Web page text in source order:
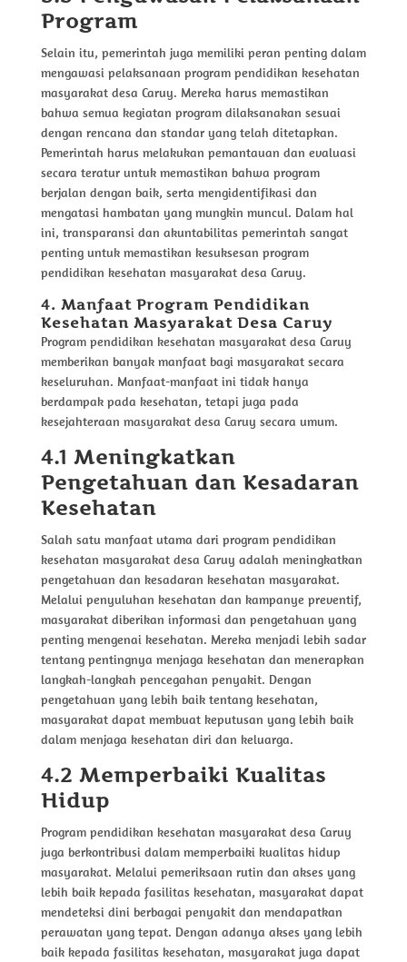
Program
Selain itu, pemerintah juga memiliki peran penting dalam
mengawasi pelaksanaan program pendidikan kesehatan
masyarakat desa Caruy. Mereka harus memastikan
bahwa semua kegiatan program dilaksanakan sesuai
dengan rencana dan standar yang telah ditetapkan.
Pemerintah harus melakukan pemantauan dan evaluasi
secara teratur untuk memastikan bahwa program
berjalan dengan baik, serta mengidentifikasi dan
mengatasi hambatan yang mungkin muncul. Dalam hal
ini, transparansi dan akuntabilitas pemerintah sangat
penting untuk memastikan kesuksesan program
pendidikan kesehatan masyarakat desa Caruy.
4. Manfaat Program Pendidikan
Kesehatan Masyarakat Desa Caruy
Program pendidikan kesehatan masyarakat desa Caruy
memberikan banyak manfaat bagi masyarakat secara
keseluruhan. Manfaat-manfaat ini tidak hanya
berdampak pada kesehatan, tetapi juga pada
kesejahteraan masyarakat desa Caruy secara umum.
4.1 Meningkatkan
Pengetahuan dan Kesadaran
Kesehatan
Salah satu manfaat utama dari program pendidikan
kesehatan masyarakat desa Caruy adalah meningkatkan
pengetahuan dan kesadaran kesehatan masyarakat.
Melalui penyuluhan kesehatan dan kampanye preventif,
masyarakat diberikan informasi dan pengetahuan yang
penting mengenai kesehatan. Mereka menjadi lebih sadar
tentang pentingnya menjaga kesehatan dan menerapkan
langkah-langkah pencegahan penyakit. Dengan
pengetahuan yang lebih baik tentang kesehatan,
masyarakat dapat membuat keputusan yang lebih baik
dalam menjaga kesehatan diri dan keluarga.
4.2 Memperbaiki Kualitas
Hidup
Program pendidikan kesehatan masyarakat desa Caruy
juga berkontribusi dalam memperbaiki kualitas hidup
masyarakat. Melalui pemeriksaan rutin dan akses yang
lebih baik kepada fasilitas kesehatan, masyarakat dapat
mendeteksi dini berbagai penyakit dan mendapatkan
perawatan yang tepat. Dengan adanya akses yang lebih
baik kepada fasilitas kesehatan, masyarakat juga dapat